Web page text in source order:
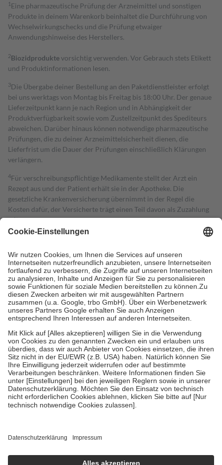
1 Eine pharmazeutische Prüfung der Arzneimittel und sonstigen
Produkte in deinem Warenkorb beinhaltet die Durchführung von
Wechselwirkungschecks und die Prüfung etwaiger
Anwendungshinweise des Herstellers.
2Biozidproduktevorsichtig verwenden. Vor Gebrauch stets Etikett
und Produktinformationen lesen.
3Die Übergabe deiner Bestellung an den Paketdienstleister erfolgt
bei uns werktags von Montag bis Freitag bis 18:00 Uhr. Der genaue
Lieferzeitpunkt kann je nach Region und in Abhängigkeit der
Produktverfügbarkeit sowie vom Zustellzeitpunkt des Spediteurs
abweichen. Darüber hinaus können notwendige pharmazeutische
Prüfungen, die zu deiner Arzneimittelsicherheit dienen, die
Lieferfrist um die Dauer der Prüfungen einschließlich Klärungen
verlängern.
4Für verschreibungspflichtige Medikamente stellt der Arzt ein
Rezept aus und der Patient erhält sie in der Apotheke. Die
gesetzliche Krankenversicherung übernimmt in der Regel die
Kosten dafür, der Versicherte trägt einen Teil davon als Zuzahlung
mit.
Grundsätzlich leisten Mitglieder Zuzahlungen in Höhe von zehn
höchstens zehn Euro.
Es sind jedoch nie mehr als die tatsächlichen
Kosten der Leistung zu entrichten.
Diese Regeln gelten grundsätzlich auch für Online-Apotheken.
Bei Heilmitteln und häuslicher Krankenpflege beträgt die
Zuzahlung zehn Prozent der Kosten sowie zehn Euro je
Verordnung.
Um das Engagement der Versicherten für ihre eigene Gesundheit zu
stärken und die besondere Stellung der Familie zu unterstützen,
fallenkeine Zuzahlungenan bei:
• Kindern und Jugendlichen bis zum vollendeten 18. Lebensjahr
mit Ausnahme der Fahrkosten
• Untersuchungen zur Vorsorge und Früherkennung, die von der
GKV getragen werden
• empfohlenen Schutzimpfungen
• Harn- und Blutteststreifen
getroffen, um sicherzustellen, dass es sich um echte Bewertungen
https://help.etrusted.com/hc/de/articles/4419944605341